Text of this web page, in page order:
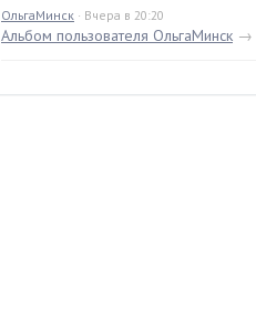
ОльгаМинск · Вчера в 20:20
Альбом пользователя ОльгаМинск →